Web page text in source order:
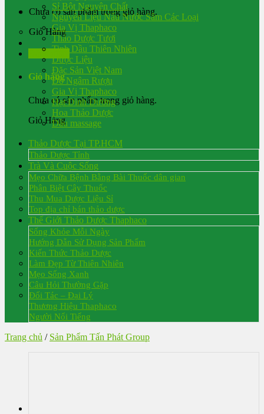
Chưa có sản phẩm trong giỏ hàng.
Giỏ Hàng
Đăng nhập
Giỏ hàng
Chưa có sản phẩm trong giỏ hàng.
Giỏ Hàng
Sỉ Bột Nguyên Chất
Nguyên Liệu Nấu Nước Sâm Các Loại
Gia Vị Thaphaco
Thảo Dược Tươi
Tinh Dầu Thiên Nhiên
Dược Liệu
Đặc Sản Việt Nam
Đồ Ngâm Rượu
Gia Vị Thaphaco
Hạt Dinh Dưỡng
Hoa Thảo Dược
Dầu massage
Thảo Dược Tại TP.HCM
Thảo Dược Tỉnh
Trà Và Cuộc Sống
Mẹo Chữa Bệnh Bằng Bài Thuốc dân gian
Phân Biệt Cây Thuốc
Thu Mua Dược Liệu Sỉ
Top địa chỉ bán thảo dược
Thế Giới Thảo Dược Thaphaco
Sống Khỏe Mỗi Ngày
Hướng Dẫn Sử Dụng Sản Phẩm
Kiến Thức Thảo Dược
Làm Đẹp Từ Thiên Nhiên
Mẹo Sống Xanh
Câu Hỏi Thường Gặp
Đối Tác – Đại Lý
Thương Hiệu Thaphaco
Người Nổi Tiếng
Trang chủ / Sản Phẩm Tấn Phát Group